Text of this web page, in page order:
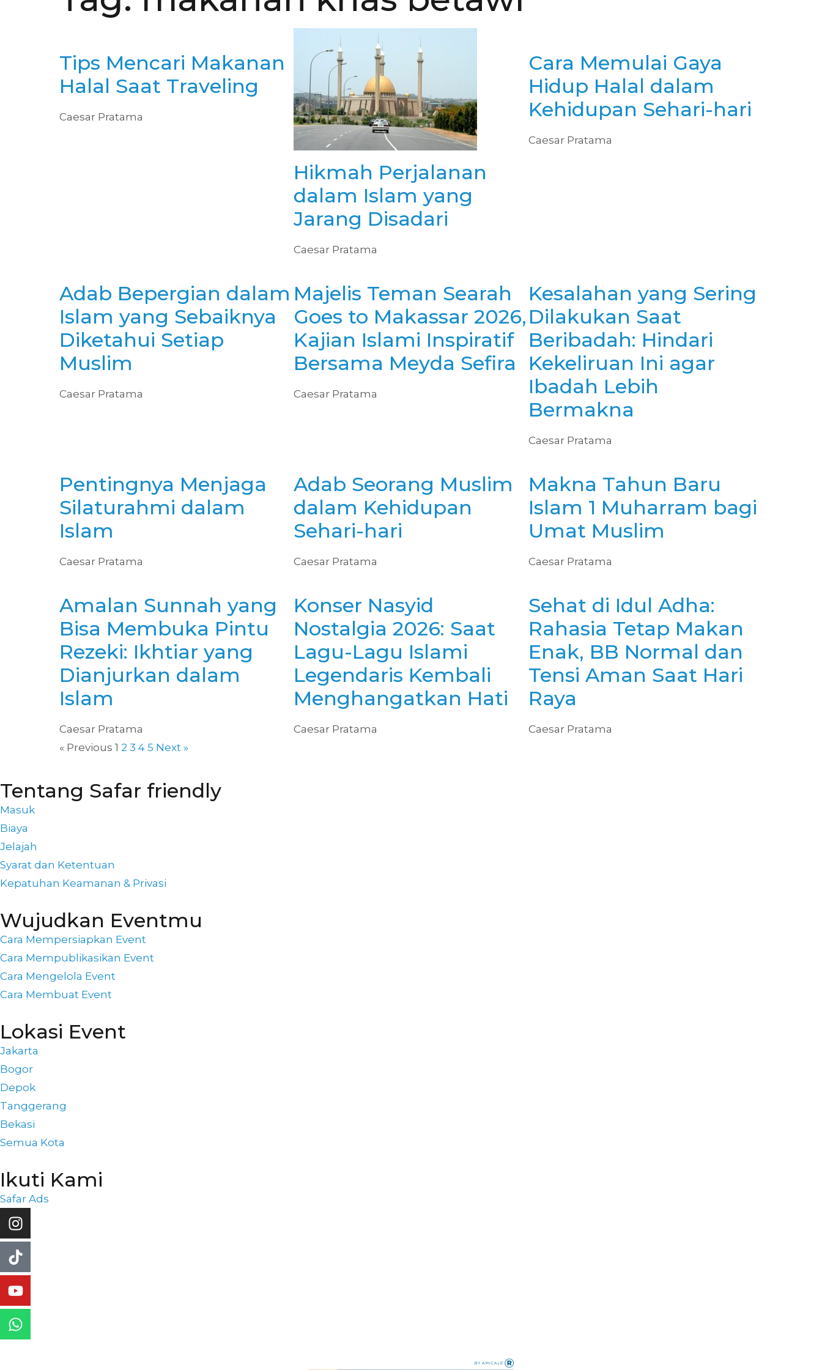
Tips Mencari Makanan
Halal Saat Traveling
Caesar Pratama
Hikmah Perjalanan
dalam Islam yang
Jarang Disadari
Caesar Pratama
Cara Memulai Gaya
Hidup Halal dalam
Kehidupan Sehari-hari
Caesar Pratama
Adab Bepergian dalam
Islam yang Sebaiknya
Diketahui Setiap
Muslim
Caesar Pratama
Majelis Teman Searah
Goes to Makassar 2026,
Kajian Islami Inspiratif
Bersama Meyda Sefira
Caesar Pratama
Kesalahan yang Sering
Dilakukan Saat
Beribadah: Hindari
Kekeliruan Ini agar
Ibadah Lebih
Bermakna
Caesar Pratama
Pentingnya Menjaga
Silaturahmi dalam
Islam
Caesar Pratama
Adab Seorang Muslim
dalam Kehidupan
Sehari-hari
Caesar Pratama
Makna Tahun Baru
Islam 1 Muharram bagi
Umat Muslim
Caesar Pratama
Amalan Sunnah yang
Bisa Membuka Pintu
Rezeki: Ikhtiar yang
Dianjurkan dalam
Islam
Caesar Pratama
Konser Nasyid
Nostalgia 2026: Saat
Lagu-Lagu Islami
Legendaris Kembali
Menghangatkan Hati
Caesar Pratama
Sehat di Idul Adha:
Rahasia Tetap Makan
Enak, BB Normal dan
Tensi Aman Saat Hari
Raya
Caesar Pratama
« Previous 1 2 3 4 5 Next »
Tentang Safar friendly
Masuk
Biaya
Jelajah
Syarat dan Ketentuan
Kepatuhan Keamanan & Privasi
Wujudkan Eventmu
Cara Mempersiapkan Event
Cara Mempublikasikan Event
Cara Mengelola Event
Cara Membuat Event
Lokasi Event
Jakarta
Bogor
Depok
Tanggerang
Bekasi
Semua Kota
Ikuti Kami
Safar Ads